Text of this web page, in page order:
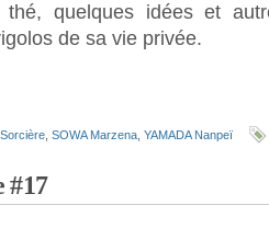
thé, quelques idées et
de sa vie privée.
SOWA Marzena YAMADA Nanpeï
#17